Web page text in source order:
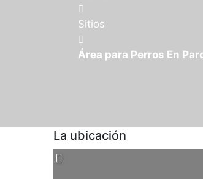
Sitios
Área para Perros En
La ubicación